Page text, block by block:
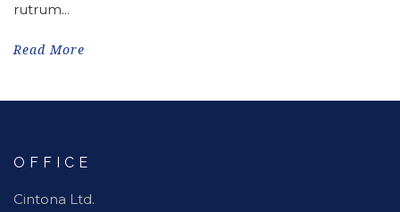
rutrum...
Read More
OFFICE
Cintona Ltd.